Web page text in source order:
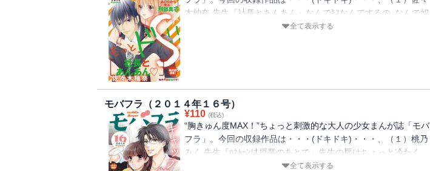
いっ!! おﾊﾞｶJK美南が､S王子に斜め上のﾗﾌﾞｱﾀｯｸ♪2人の男に求め
木柚奈 先生『社長とあんあん』なんでｷｽなんてするの｡なんでｶﾜ
ｲｲなんてゆうの｡婚約者がいる社長を､やっとの想いでふりきっ
されて､汚されて､堕ちてしまえばいい・・・!! その声も､指も､身
体も､あの頃と違う｡新任教師･千鶴の前に､生徒として現れた影
崇｡かつての少年は男になって､荒々しく千鶴を組み敷い
て・・・｡どんどんあなたに馴染んでいく身体の言い訳が､もう､
見つからない・・・! 背徳のﾀﾞｰｸﾌﾟﾚｲ!!もう一度触れられたら､や
全て表示する
モバフラ（２０１４年１６号）
¥110 (税込)
“胸きゅん度MAX！”ちょっと刺激的な大人の少女まんが誌「モバ
フラ」。今回の収録作品は・・・(ドキドキ)・・・、（１）桃乃
みく 先生『ﾊﾈﾑｰﾝは授業のあとで』先生の唇はちょっと冷たく
て､やわらかくて・・・嫌じゃなかった｡JKの美雨が､ﾜｹあって森
全て表示する